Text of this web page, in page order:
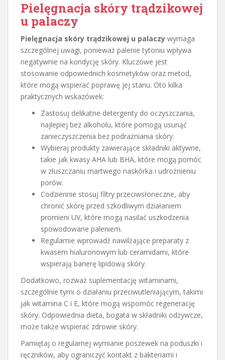
Pielęgnacja skóry trądzikowej
u palaczy
Pielęgnacja skóry trądzikowej u palaczy wymaga
szczególnej uwagi, ponieważ palenie tytoniu wpływa
negatywnie na kondycję skóry. Kluczowe jest
stosowanie odpowiednich kosmetyków oraz metod,
które mogą wspierać poprawę jej stanu. Oto kilka
praktycznych wskazówek:
Zastosuj delikatne detergenty do oczyszczania,
najlepiej bez alkoholu, które pomogą usunąć
zanieczyszczenia bez podrażniania skóry.
Wybieraj produkty zawierające składniki aktywne,
takie jak kwasy AHA lub BHA, które mogą pomóc
w złuszczaniu martwego naskórka i udrożnieniu
porów.
Codziennie stosuj filtry przeciwsłoneczne, aby
chronić skórę przed szkodliwym działaniem
promieni UV, które mogą nasilać uszkodzenia
spowodowane paleniem.
Regularnie wprowadź nawilżające preparaty z
kwasem hialuronowym lub ceramidami, które
wspierają barierę lipidową skóry.
Dodatkowo, rozważ suplementację witaminami,
szczególnie tymi o działaniu przeciwutleniającym, takimi
jak witamina C i E, które mogą wspomóc regenerację
skóry. Odpowiednia dieta, bogata w składniki odżywcze,
może także wspierać zdrowie skóry.
Pamiętaj o regularnej wymianie poszewek na poduszki i
ręczników, aby ograniczyć kontakt z bakteriami i